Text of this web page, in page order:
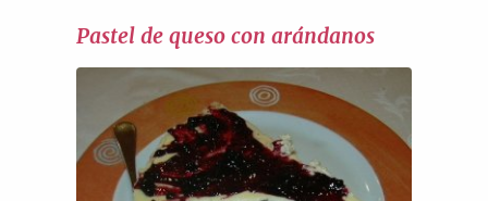
Pastel de queso con arándanos